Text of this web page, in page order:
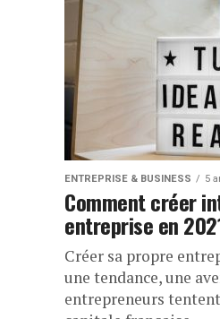
ENTREPRISE & BUSINESS 5
Comment créer
entreprise en
Créer sa propre
une tendance, une
entrepreneurs